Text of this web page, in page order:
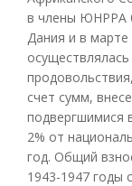
в члены ЮНРРА
Дания и в
счет сумм,
подвергшимися
2% от
год. Общий
1943-1947 годы